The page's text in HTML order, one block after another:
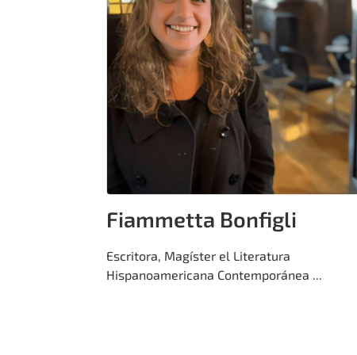
Fiammetta Bonfigli
Escritora, Magíster el Literatura
Hispanoamericana Contemporánea ...